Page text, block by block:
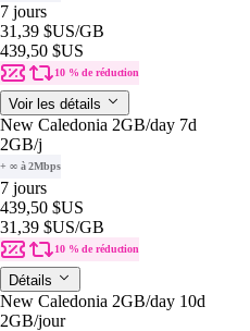
7 jours
31,39 $US/GB
439,50 $US
10 % de réduction
Voir les détails
New Caledonia 2GB/day 7d
2GB/j
+ ∞ à 2Mbps
7 jours
439,50 $US
31,39 $US/GB
10 % de réduction
Détails
New Caledonia 2GB/day 10d
2GB/jour